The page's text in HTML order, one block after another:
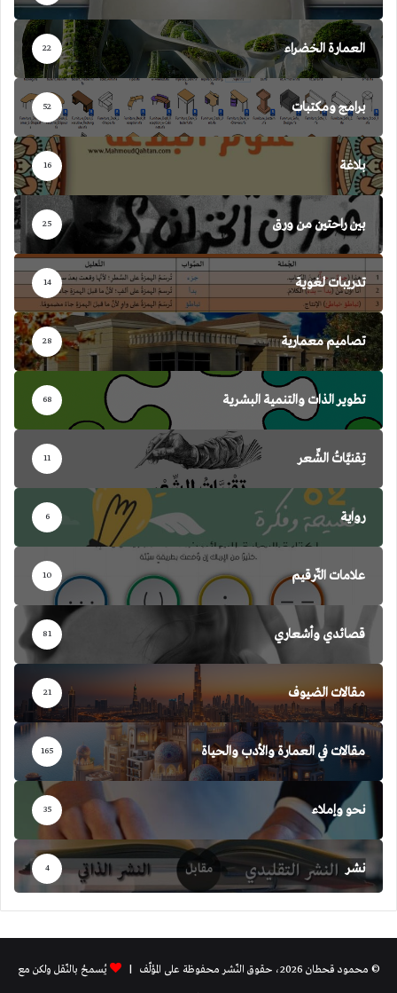
العمارة الخضراء 22
برامج ومكتبات 52
بلاغة 16
بين راحتين من ورق 25
تدريبات لغوية 14
تصاميم معمارية 28
تطوير الذات والتنمية البشرية 68
تِقنيَّاتُ الشِّعر 11
رواية 6
علامات التّرقيم 10
قصائدي وأشعاري 81
مقالات الضيوف 21
مقالات في العمارة والأدب والحياة 165
نحو وإملاء 35
نشر 4
© محمود قحطان 2026، حقوق النّشر محفوظة على المؤلّف |
يُسمحُ بالنّقل ولكن مع